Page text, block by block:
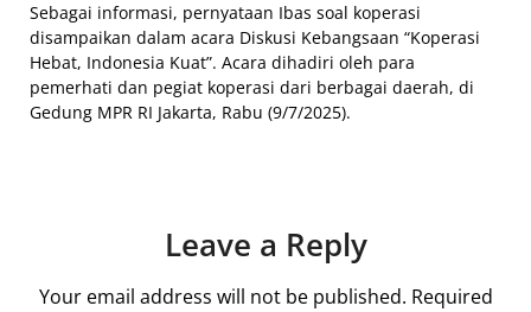
Sebagai informasi, pernyataan Ibas soal koperasi
disampaikan dalam acara Diskusi Kebangsaan “Koperasi
Hebat, Indonesia Kuat”. Acara dihadiri oleh para
pemerhati dan pegiat koperasi dari berbagai daerah, di
Gedung MPR RI Jakarta, Rabu (9/7/2025).
Leave a Reply
Your email address will not be published. Required